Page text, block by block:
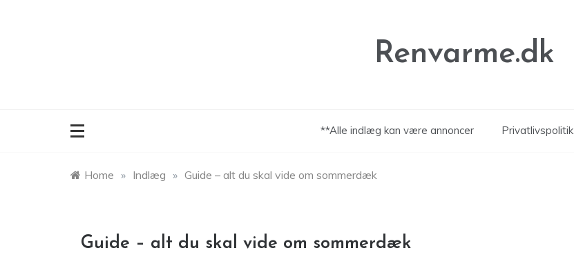
Renvarme.dk
**Alle indlæg kan være annoncer Privatlivspolitik
Home » Indlæg » Guide – alt du skal vide om sommerdæk
Guide – alt du skal vide om sommerdæk